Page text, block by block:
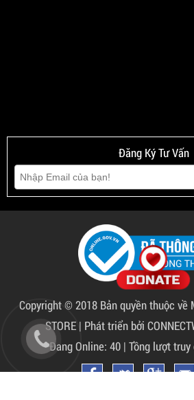
Đăng Ký Tư Vấn
Copyright © 2018 Bản quyền thuộc về
STORE | Phát triển bởi
Đang Online: 40 | Tồng lượt truy